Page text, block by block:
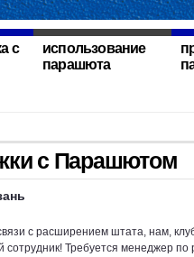
с
использование
парашюта
с Парашютом
с расширением штата, нам,
сотрудник! Требуется менеджер по